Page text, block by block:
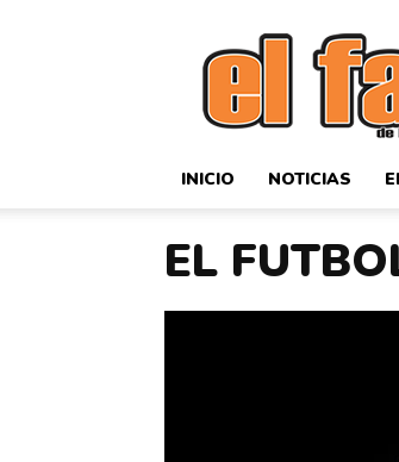
El
Faro
INICIO NOTICIAS
EL